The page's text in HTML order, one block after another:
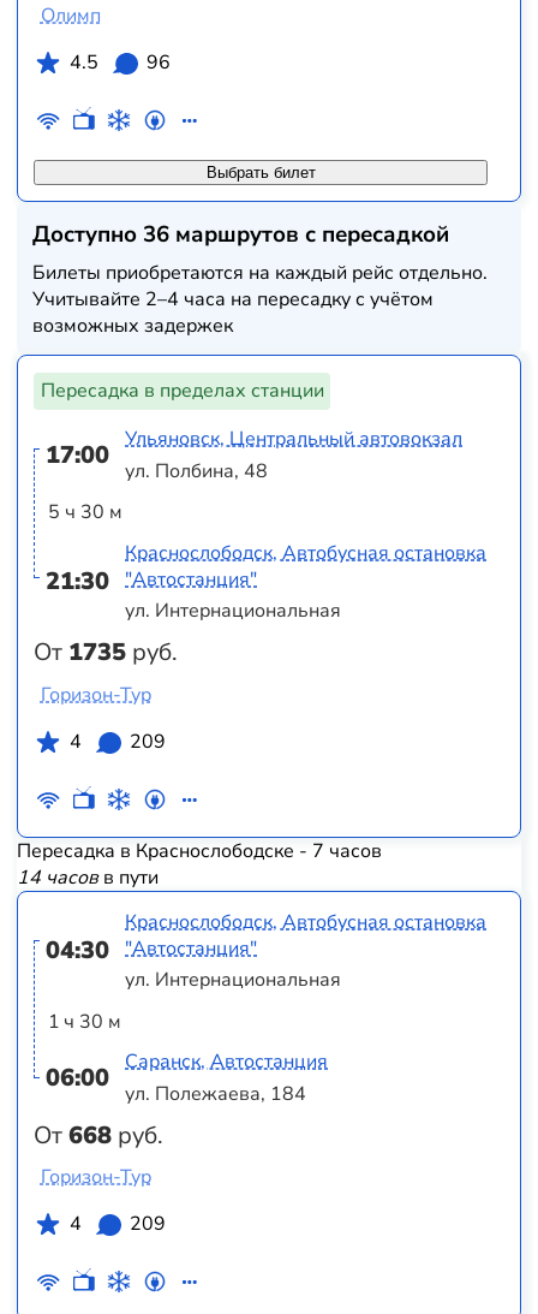
Выбрать билет
Олимп
4.5
96
Доступно 36 маршрутов с пересадкой
Билеты приобретаются на каждый рейс отдельно.
Учитывайте 2–4 часа на пересадку с учётом
возможных задержек
Пересадка в пределах станции
17:00
5 ч 30 м
21:30
От 1735 руб.
Ульяновск, Центральный автовокзал
ул. Полбина, 48
Краснослободск, Автобусная остановка
"Автостанция"
ул. Интернациональная
Горизон-Тур
4
209
Пересадка в Краснослободске - 7 часов
14 часовв пути
04:30
1 ч 30 м
06:00
От668 руб.
Краснослободск, Автобусная остановка
"Автостанция"
ул. Интернациональная
Саранск, Автостанция
ул. Полежаева, 184
Горизон-Тур
4
209